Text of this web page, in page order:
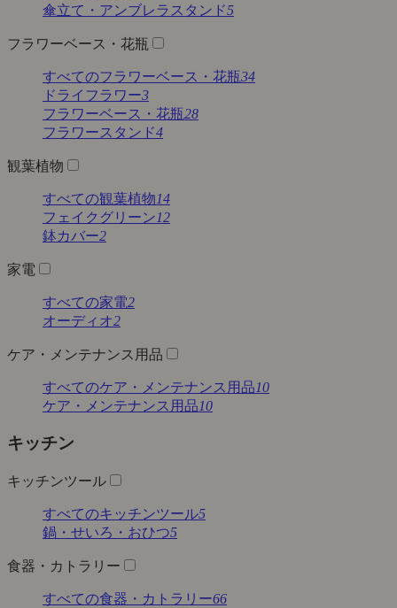
傘立て・アンブレラスタンド5
フラワーベース・花瓶
すべてのフラワーベース・花瓶34
ドライフラワー3
フラワーベース・花瓶28
フラワースタンド4
観葉植物
すべての観葉植物14
フェイクグリーン12
鉢カバー2
家電
すべての家電2
オーディオ2
ケア・メンテナンス用品
すべてのケア・メンテナンス用品10
ケア・メンテナンス用品10
キッチン
キッチンツール
すべてのキッチンツール5
鍋・せいろ・おひつ5
食器・カトラリー
すべての食器・カトラリー66